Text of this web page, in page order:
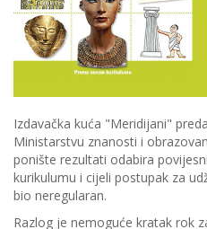
Izdavačka kuća "Meridijani"
Ministarstvu znanosti i
ponište rezultati odabira
kurikulumu i cijeli postupak za
bio neregularan.
Razlog je nemoguće kratak rok